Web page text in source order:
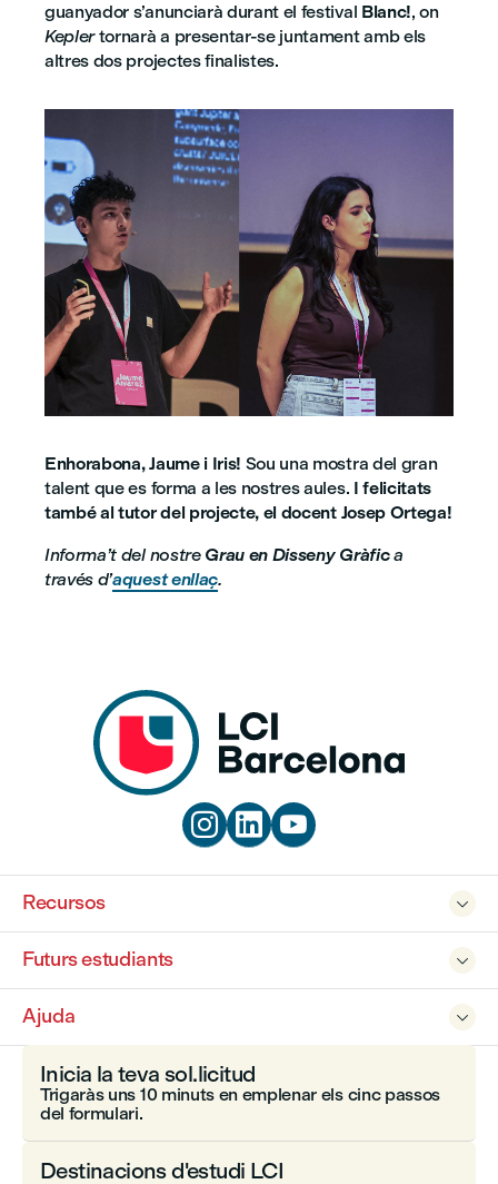
guanyador s’anunciarà durant el festival Blanc!, on
Keplertornarà a presentar-se juntament amb els
altres dos projectes finalistes.
Enhorabona, Jaume i Iris! Sou una mostra del gran
talent que es forma a les nostres aules. I felicitats
també al tutor del projecte, el docent Josep Ortega!
Informa’t del nostre Grau en Disseny Gràfica
través d’aquest enllaç.
  

Recursos

Futurs estudiants

Ajuda
Inicia la teva sol.licitud
Trigaràs uns 10 minuts en emplenar els cinc passos
del formulari.
Destinacions d'estudi LCI